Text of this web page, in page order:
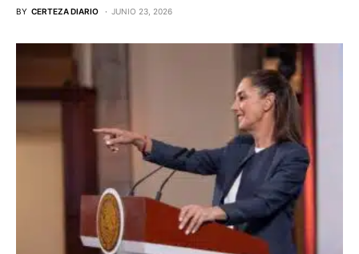
BY CERTEZA DIARIO JUNIO 23, 2026